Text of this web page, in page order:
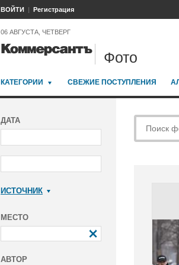
ВОЙТИ Регистрация
06 АВГУСТА, ЧЕТВЕРГ
Фото
КАТЕГОРИИ СВЕЖИЕ ПОСТУПЛЕНИЯ
ДАТА
ИСТОЧНИК
МЕСТО
АВТОР